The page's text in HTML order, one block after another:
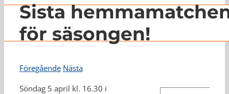
LAG
INFO
Sista
för säsongen!
Föregående Nästa
Söndag 5 april kl. 16.30 i